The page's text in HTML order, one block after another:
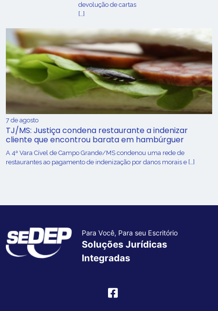
devolução de cartas
[…]
7 de agosto
TJ/MS: Justiça condena restaurante a indenizar
cliente que encontrou barata em hambúrguer
A 4ª Vara Cível de Campo Grande/MS condenou uma rede de
restaurantes ao pagamento de indenização por danos morais e […]
Para Você, Para seu Escritório
Soluções Jurídicas
Integradas